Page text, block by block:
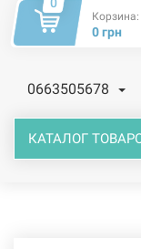
Корзина:
0 грн
0663505678
КАТАЛОГ